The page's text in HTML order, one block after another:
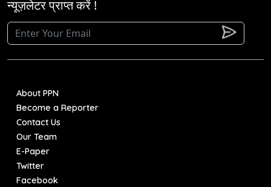
न्यूज़लेटर प्राप्त करें !
About PPN
Become a Reporter
Contact Us
Our Team
E-Paper
Twitter
Facebook